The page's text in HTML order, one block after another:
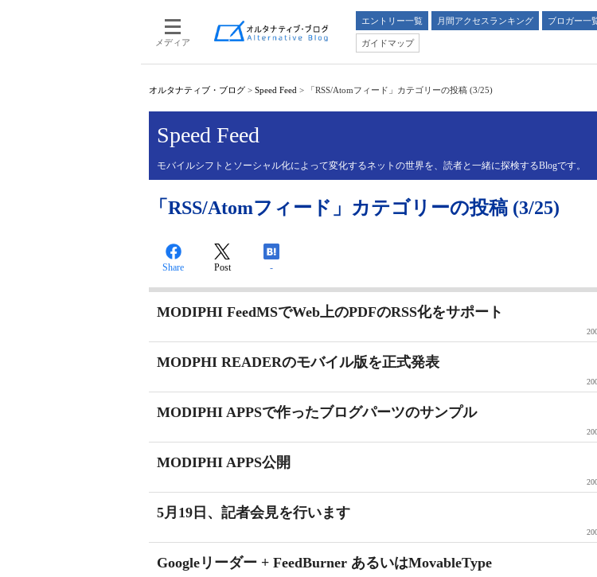
メディア
エントリー一覧 月間アクセスランキング ブロガー一
ガイドマップ
オルタナティブ・ブログ > Speed Feed > 「RSS/Atomフィード」カテゴリーの投稿 (3/25)
Speed Feed
モバイルシフトとソーシャル化によって変化するネットの世界を、読者と一緒に探検するBlogです。
「RSS/Atomフィード」カテゴリーの投稿 (3/25)
Share Post -
MODIPHI FeedMSでWeb上のPDFのRSS化をサポート
MODPHI READERのモバイル版を正式発表
MODIPHI APPSで作ったブログパーツのサンプル
MODIPHI APPS公開
5月19日、記者会見を行います
Googleリーダー + FeedBurner あるいはMovableType